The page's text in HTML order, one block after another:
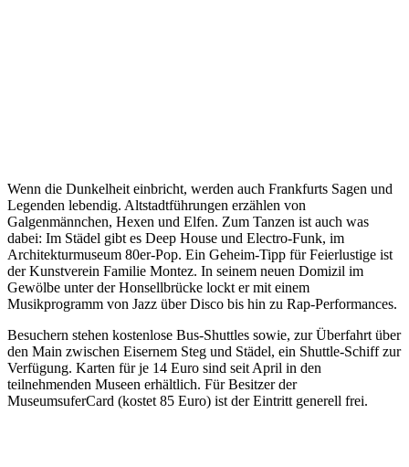
Wenn die Dunkelheit einbricht, werden auch Frankfurts Sagen und
Legenden lebendig. Altstadtführungen erzählen von
Galgenmännchen, Hexen und Elfen. Zum Tanzen ist auch was
dabei: Im Städel gibt es Deep House und Electro-Funk, im
Architekturmuseum 80er-Pop. Ein Geheim-Tipp für Feierlustige ist
der Kunstverein Familie Montez. In seinem neuen Domizil im
Gewölbe unter der Honsellbrücke lockt er mit einem
Musikprogramm von Jazz über Disco bis hin zu Rap-Performances.
Besuchern stehen kostenlose Bus-Shuttles sowie, zur Überfahrt über
den Main zwischen Eisernem Steg und Städel, ein Shuttle-Schiff zur
Verfügung. Karten für je 14 Euro sind seit April in den
teilnehmenden Museen erhältlich. Für Besitzer der
MuseumsuferCard (kostet 85 Euro) ist der Eintritt generell frei.